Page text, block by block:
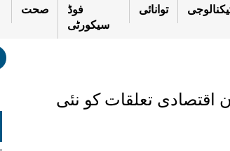
توانائی
فوڈ
سیکورٹی
صحت
اقتصادی تعلقات کو نئی